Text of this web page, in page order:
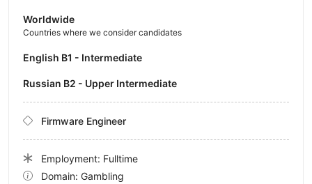
Worldwide
Countries where we consider candidates
English B1 - Intermediate
Russian B2 - Upper Intermediate
Firmware Engineer
Employment: Fulltime
Domain: Gambling